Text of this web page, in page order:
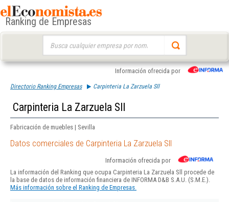
Ranking de Empresas
Información ofrecida por
Directorio Ranking Empresas Carpinteria La Zarzuela Sll
Carpinteria La Zarzuela Sll
Fabricación de muebles | Sevilla
Datos comerciales de Carpinteria La Zarzuela Sll
Información ofrecida por
La información del Ranking que ocupa Carpinteria La Zarzuela Sll procede de
la base de datos de información financiera de INFORMA D&B S.A.U. (S.M.E.).
Más información sobre el Ranking de Empresas.